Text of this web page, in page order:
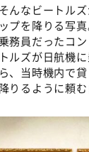
そんなビートル
ップを降りる写
乗務員だったコ
トルズが日航機
ら、当時機内で
降りるように頼